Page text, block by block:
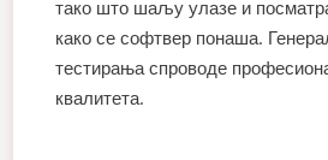
тако што шаљу улазе и
како се софтвер понаша.
тестирања спроводе
квалитета.